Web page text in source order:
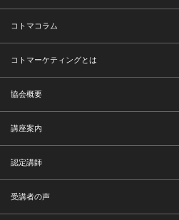
コトマコラム
コトマーケティングとは
協会概要
講座案内
認定講師
受講者の声